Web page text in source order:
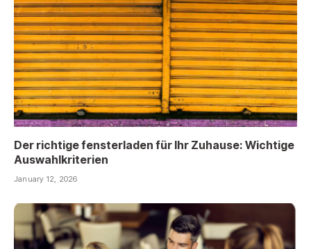
Der richtige fensterladen für Ihr Zuhause: Wichtige
Auswahlkriterien
January 12, 2026